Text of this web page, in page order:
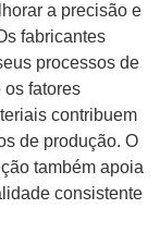
a precisão e
fabricantes
processos de
os fatores
contribuem
de produção. O
também apoia
consistente